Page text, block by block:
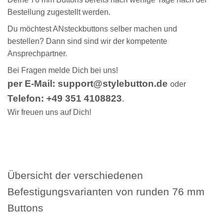
Bestellung zugestellt werden.
Du möchtest ANsteckbuttons selber machen und
bestellen? Dann sind sind wir der kompetente
Ansprechpartner.
Bei Fragen melde Dich bei uns!
per E-Mail: support@stylebutton.de oder
Telefon: +49 351 4108823.
Wir freuen uns auf Dich!
Übersicht der verschiedenen
Befestigungsvarianten von runden 76 mm
Buttons